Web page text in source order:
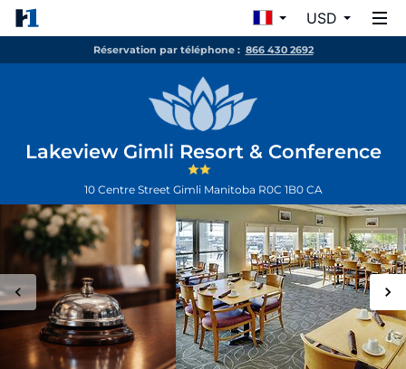
USD
Réservation par téléphone : 866 430 2692
Lakeview Gimli Resort & Conference
10 Centre Street Gimli Manitoba R0C 1B0 CA